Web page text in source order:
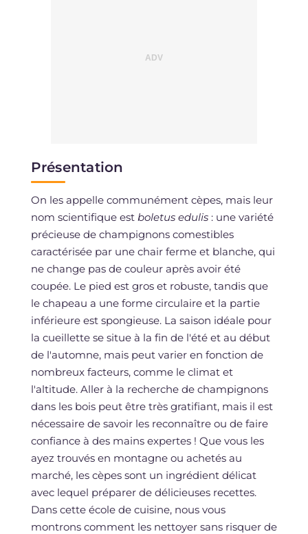
Présentation
On les appelle communément cèpes, mais leur
nom scientifique est boletus edulis: une variété
précieuse de champignons comestibles
caractérisée par une chair ferme et blanche, qui
ne change pas de couleur après avoir été
coupée. Le pied est gros et robuste, tandis que
le chapeau a une forme circulaire et la partie
inférieure est spongieuse. La saison idéale pour
la cueillette se situe à la fin de l'été et au début
de l'automne, mais peut varier en fonction de
nombreux facteurs, comme le climat et
l'altitude. Aller à la recherche de champignons
dans les bois peut être très gratifiant, mais il est
nécessaire de savoir les reconnaître ou de faire
confiance à des mains expertes ! Que vous les
ayez trouvés en montagne ou achetés au
marché, les cèpes sont un ingrédient délicat
avec lequel préparer de délicieuses recettes.
Dans cette école de cuisine, nous vous
montrons comment les nettoyer sans risquer de